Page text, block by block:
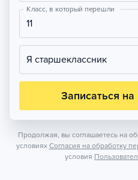
Класс, в который перешли
11
Я старшеклассник
Записаться
Продолжая, вы соглашаетесь на
условиях Согласия на обработку
условия